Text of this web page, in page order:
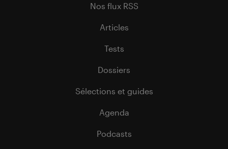
Nos flux RSS
Articles
Tests
Dossiers
Sélections et guides
Agenda
Podcasts